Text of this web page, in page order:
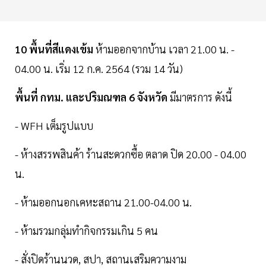
10 พื้นที่สีแดงเข้ม ห้ามออกจากบ้าน เวลา 21.00 น. -
04.00 น. เริ่ม 12 ก.ค. 2564 (รวม 14 วัน)
พื้นที่ กทม. และปริมณฑล 6 จังหวัด มีมาตรการ ดังนี้
- WFH เต็มรูปแบบ
- ห้างสรรพสินค้า ร้านสะดวกซื้อ ตลาด ปิด 20.00 - 04.00
น.
- ห้ามออกนอกเคหะสถาน 21.00-04.00 น.
- ห้ามรวมกลุ่มทำกิจกรรมเกิน 5 คน
- สั่งปิดร้านนวด, สปา, สถานเสริมความงาม